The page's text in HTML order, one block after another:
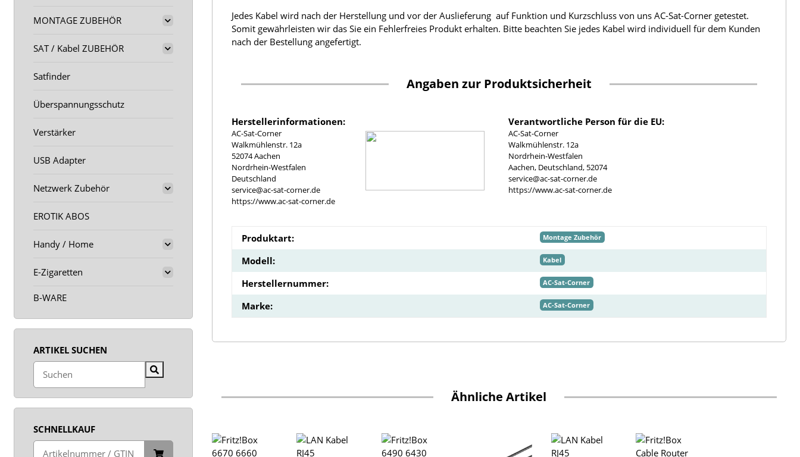
Jedes Kabel wird nach der Herstellung und vor der Auslieferung auf Funktion und Kurzschluss von uns AC-Sat-Corner getestet.
Somit gewährleisten wir das Sie ein Fehlerfreies Produkt erhalten. Bitte beachten Sie jedes Kabel wird individuell für dem Kunden
nach der Bestellung angefertigt.
Angaben zur Produktsicherheit
Herstellerinformationen:
AC-Sat-Corner
Walkmühlenstr. 12a
52074 Aachen
Nordrhein-Westfalen
Deutschland
service@ac-sat-corner.de
https://www.ac-sat-corner.de
Verantwortliche Person für die EU:
AC-Sat-Corner
Walkmühlenstr. 12a
Nordrhein-Westfalen
Aachen, Deutschland, 52074
service@ac-sat-corner.de
https://www.ac-sat-corner.de
Produktart: Montage Zubehör
Modell: Kabel
Herstellernummer: AC-Sat-Corner
Marke: AC-Sat-Corner
Ähnliche Artikel
MONTAGE ZUBEHÖR
SAT / Kabel ZUBEHÖR
Satfinder
Überspannungsschutz
Verstärker
USB Adapter
Netzwerk Zubehör
EROTIK ABOS
Handy / Home
E-Zigaretten
B-WARE
ARTIKEL SUCHEN
SCHNELLKAUF